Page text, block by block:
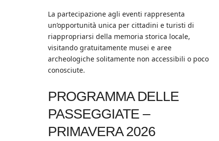
La partecipazione agli eventi rappresenta
un’opportunità unica per cittadini e turisti di
riappropriarsi della memoria storica locale,
visitando gratuitamente musei e aree
archeologiche solitamente non accessibili o poco
conosciute.
PROGRAMMA DELLE
PASSEGGIATE –
PRIMAVERA 2026